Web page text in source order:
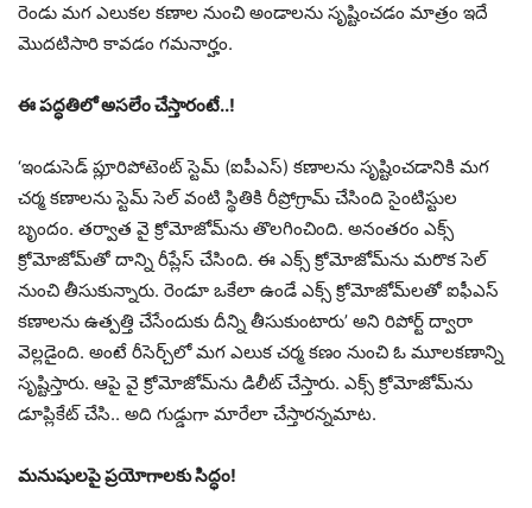
రెండు మగ ఎలుకల కణాల నుంచి అండాలను సృష్టించడం మాత్రం ఇదే
మొదటిసారి కావడం గమనార్హం.
ఈ పద్ధతిలో అసలేం చేస్తారంటే..!
‘ఇండుసెడ్​ ప్లూరిపోటెంట్ స్టెమ్ (ఐపీఎస్​) కణాలను సృష్టించడానికి మగ
చర్మ కణాలను స్టెమ్ సెల్ వంటి స్థితికి రీప్రోగ్రామ్ చేసింది సైంటిస్టుల
బృందం. తర్వాత వై క్రోమోజోమ్​ను తొలగించింది. అనంతరం ఎక్స్​
క్రోమోజోమ్​తో దాన్ని రీప్లేస్​ చేసింది. ఈ ఎక్స్​ క్రోమోజోమ్​ను మరొక సెల్
నుంచి తీసుకున్నారు. రెండూ ఒకేలా ఉండే ఎక్స్​ క్రోమోజోమ్‌లతో ఐఫీఎస్​
కణాలను ఉత్పత్తి చేసేందుకు దీన్ని తీసుకుంటారు’ అని రిపోర్ట్​ ద్వారా
వెల్లడైంది. అంటే రీసెర్చ్​లో మగ ఎలుక చర్మ కణం నుంచి ఓ మూలకణాన్ని
సృష్టిస్తారు. ఆపై వై క్రోమోజోమ్‌ను డిలీట్ చేస్తారు. ఎక్స్​ క్రోమోజోమ్‌ను
డూప్లికేట్​ చేసి.. అది గుడ్డుగా మారేలా చేస్తారన్నమాట.
మనుషులపై ప్రయోగాలకు సిద్ధం!